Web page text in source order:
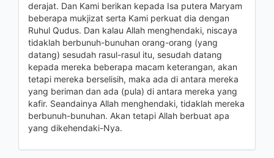
derajat. Dan Kami berikan kepada Isa putera Maryam
beberapa mukjizat serta Kami perkuat dia dengan
Ruhul Qudus. Dan kalau Allah menghendaki, niscaya
tidaklah berbunuh-bunuhan orang-orang (yang
datang) sesudah rasul-rasul itu, sesudah datang
kepada mereka beberapa macam keterangan, akan
tetapi mereka berselisih, maka ada di antara mereka
yang beriman dan ada (pula) di antara mereka yang
kafir. Seandainya Allah menghendaki, tidaklah mereka
berbunuh-bunuhan. Akan tetapi Allah berbuat apa
yang dikehendaki-Nya.